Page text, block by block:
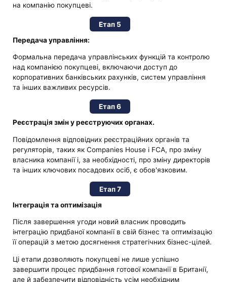
на компанію покупцеві.
Етап 5
Передача управління:
Формальна передача управлінських функцій та контролю
над компанією покупцеві, включаючи доступ до
корпоративних банківських рахунків, систем управління
та інших важливих ресурсів.
Етап 6
Реєстрація змін у реєструючих органах.
Повідомлення відповідних реєстраційних органів та
регуляторів, таких як Companies House і FCA, про зміну
власника компанії і, за необхідності, про зміну директорів
та інших ключових посадових осіб, є обов'язковим.
Етап 7
Інтеграція та оптимізація
Після завершення угоди новий власник проводить
інтеграцію придбаної компанії в свій бізнес та оптимізацію
її операцій з метою досягнення стратегічних бізнес-цілей.
Ці етапи дозволяють покупцеві не лише успішно
завершити процес придбання готової компанії в Британії,
але й забезпечити відповідність усім необхідним